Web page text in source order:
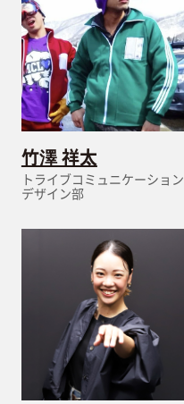
竹澤 祥太
トライブコミュニケーション
デザイン部